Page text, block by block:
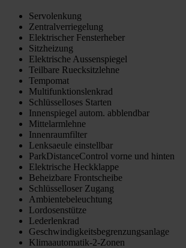
Servolenkung
Zentralverriegelung
Elektrischer Fensterheber
Sitzheizung
Elektrische Aussenspiegel
Teilbare Ruecksitzlehne
Tempomat
Multifunktionslenkrad
Schlüsselloses Starten
Innenspiegel autom. abblendbar
Mittelarmlehne
Innenraumfilter
Lenksaeule einstellbar
ParkDistanceControl vorne und hinten
Elektrische Heckklappe
Beheizbare Frontscheibe
Schlüsselloser Zugang
Ambientebeleuchtung
Lordosenstütze
Lederlenkrad
Geschwindigkeitsbegrenzungsanlage
Klimaautomatik-2-Zonen